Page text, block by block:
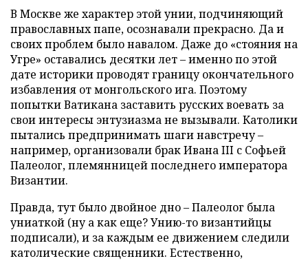
В Москве же характер этой унии, подчиняющий
православных папе, осознавали прекрасно. Да и
своих проблем было навалом. Даже до «стояния на
Угре» оставались десятки лет – именно по этой
дате историки проводят границу окончательного
избавления от монгольского ига. Поэтому
попытки Ватикана заставить русских воевать за
свои интересы энтузиазма не вызывали. Католики
пытались предпринимать шаги навстречу –
например, организовали брак Ивана III с Софьей
Палеолог, племянницей последнего императора
Византии.
Правда, тут было двойное дно – Палеолог была
униаткой (ну а как еще? Унию-то византийцы
подписали), и за каждым ее движением следили
католические священники. Естественно,